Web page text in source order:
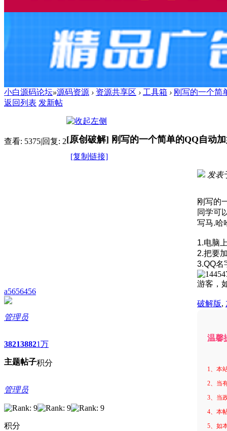
小白源码论坛»源码资源 › 资源共享区 › 工具箱 › 刚写的一个简
返回列表 发新帖
查看: 5375 回复: 2[原创破解] 刚写的一个简单的QQ自动
[复制链接]
a5656456
管理员
3821
主题
3882
帖子
1万
积分
管理员
积分
发表
刚写的
同学可
写马.哈
1.电脑
2.把要
3.QQ名
游客，
破解版,
温馨
1、本
2、当
3、当
4、本
5、如